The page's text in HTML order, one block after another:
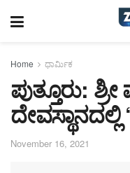
Home ಧಾರ್ಮಿಕ
ಪುತ್ತೂರು:
November 16, 2021